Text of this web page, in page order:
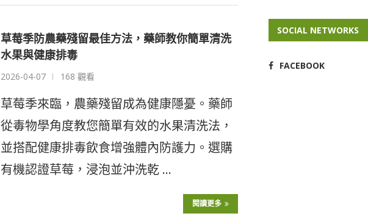
草莓季防農藥殘留最佳方法，藥師教你簡單清洗
水果與健康排毒
2026-04-07 168 觀看
草莓季來臨，農藥殘留成為健康隱憂。藥師
從毒物學角度教您簡單有效的水果清洗法，
並搭配健康排毒飲食增強體內防護力。選購
有機認證草莓，浸泡並沖洗乾 …
閱讀更多
SOCIAL NETWORKS
FACEBOOK